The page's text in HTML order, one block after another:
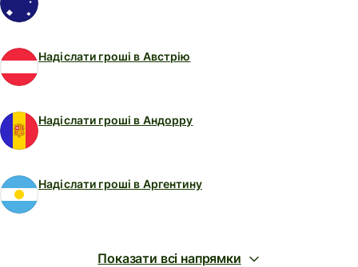
Надіслати гроші в Австрію
Надіслати гроші в Андорру
Надіслати гроші в Аргентину
Показати всі напрямки